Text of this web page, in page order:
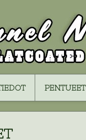
PENTUEET